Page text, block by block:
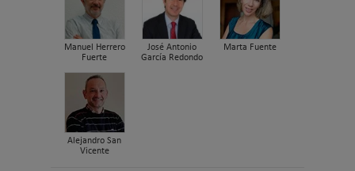
Manuel Herrero
Fuerte
José Antonio
García Redondo
Marta Fuente
Alejandro San
Vicente